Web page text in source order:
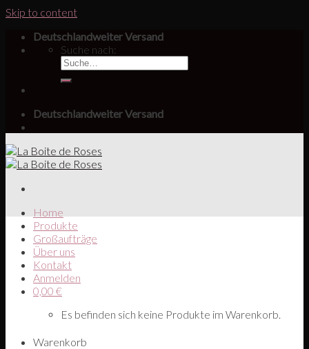
Skip to content
Deutschlandweiter Versand
Suche nach:
Deutschlandweiter Versand
Home
Produkte
Großaufträge
Über uns
Kontakt
Anmelden
0,00 €
Es befinden sich keine Produkte im Warenkorb.
Warenkorb